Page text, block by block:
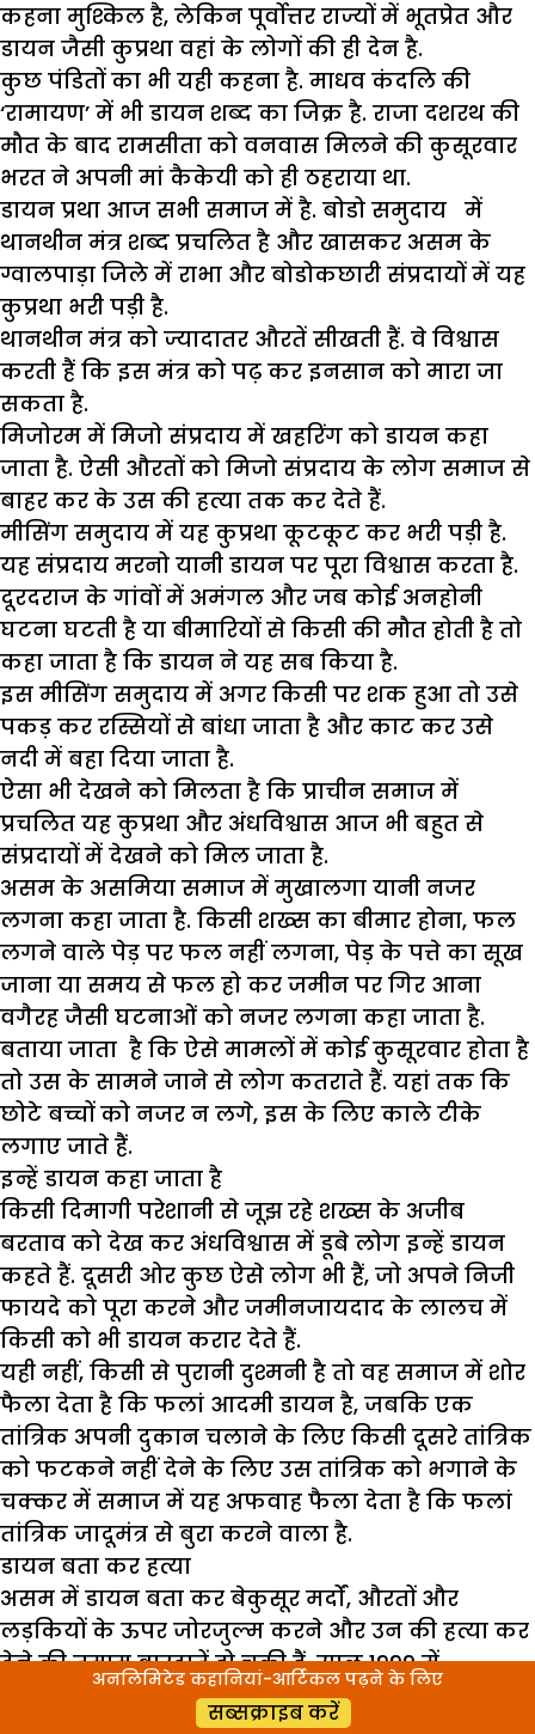
कहना मुश्किल है, लेकिन पूर्वोत्तर राज्यों में भूतप्रेत और
डायन जैसी कुप्रथा वहां के लोगों की ही देन है.
कुछ पंडितों का भी यही कहना है. माधव कंदलि की
‘रामायण’ में भी डायन शब्द का जिक्र है. राजा दशरथ की
मौत के बाद रामसीता को वनवास मिलने की कुसूरवार
भरत ने अपनी मां कैकेयी को ही ठहराया था.
डायन प्रथा आज सभी समाज में है. बोडो समुदाय में
थानथीन मंत्र शब्द प्रचलित है और खासकर असम के
ग्वालपाड़ा जिले में राभा और बोडोकछारी संप्रदायों में यह
कुप्रथा भरी पड़ी है.
थानथीन मंत्र को ज्यादातर औरतें सीखती हैं. वे विश्वास
करती हैं कि इस मंत्र को पढ़ कर इनसान को मारा जा
सकता है.
मिजोरम में मिजो संप्रदाय में खहरिंग को डायन कहा
जाता है. ऐसी औरतों को मिजो संप्रदाय के लोग समाज से
बाहर कर के उस की हत्या तक कर देते हैं.
मीसिंग समुदाय में यह कुप्रथा कूटकूट कर भरी पड़ी है.
यह संप्रदाय मरनो यानी डायन पर पूरा विश्वास करता है.
दूरदराज के गांवों में अमंगल और जब कोई अनहोनी
घटना घटती है या बीमारियों से किसी की मौत होती है तो
कहा जाता है कि डायन ने यह सब किया है.
इस मीसिंग समुदाय में अगर किसी पर शक हुआ तो उसे
पकड़ कर रस्सियों से बांधा जाता है और काट कर उसे
नदी में बहा दिया जाता है.
ऐसा भी देखने को मिलता है कि प्राचीन समाज में
प्रचलित यह कुप्रथा और अंधविश्वास आज भी बहुत से
संप्रदायों में देखने को मिल जाता है.
असम के असमिया समाज में मुखालगा यानी नजर
लगना कहा जाता है. किसी शख्स का बीमार होना, फल
लगने वाले पेड़ पर फल नहीं लगना, पेड़ के पत्ते का सूख
जाना या समय से फल हो कर जमीन पर गिर आना
वगैरह जैसी घटनाओं को नजर लगना कहा जाता है.
बताया जाता है कि ऐसे मामलों में कोई कुसूरवार होता है
तो उस के सामने जाने से लोग कतराते हैं. यहां तक कि
छोटे बच्चों को नजर न लगे, इस के लिए काले टीके
लगाए जाते हैं.
इन्हें डायन कहा जाता है
किसी दिमागी परेशानी से जूझ रहे शख्स के अजीब
बरताव को देख कर अंधविश्वास में डूबे लोग इन्हें डायन
कहते हैं. दूसरी ओर कुछ ऐसे लोग भी हैं, जो अपने निजी
फायदे को पूरा करने और जमीनजायदाद के लालच में
किसी को भी डायन करार देते हैं.
यही नहीं, किसी से पुरानी दुश्मनी है तो वह समाज में शोर
फैला देता है कि फलां आदमी डायन है, जबकि एक
तांत्रिक अपनी दुकान चलाने के लिए किसी दूसरे तांत्रिक
को फटकने नहीं देने के लिए उस तांत्रिक को भगाने के
चक्कर में समाज में यह अफवाह फैला देता है कि फलां
तांत्रिक जादूमंत्र से बुरा करने वाला है.
डायन बता कर हत्या
असम में डायन बता कर बेकुसूर मर्दों, औरतों और
लड़कियों के ऊपर जोरजुल्म करने और उन की हत्या कर
देने की तमाम वारदातें हो चुकी हैं. साल 1999 में
ग्वालपाड़ा जिले के दुधनै इलाके में सयालमारी, साल
2000 में भवानीपुर, साल 2013 में दारीदरी गांव, साल
अनलिमिटेड कहानियां-आर्टिकल पढ़ने के लिए
सब्सक्राइब करें